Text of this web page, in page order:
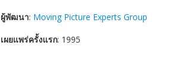
ผู้พัฒนา: Moving Picture Experts Group
เผยแพร่ครั้งแรก: 1995